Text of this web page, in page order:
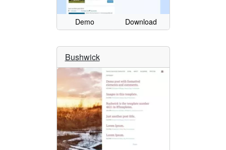
Demo Download
Bushwick